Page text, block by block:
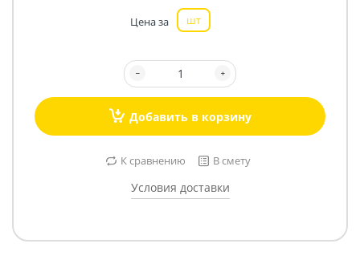
Цена за шт
Добавить в корзину
К сравнению В смету
Условия доставки